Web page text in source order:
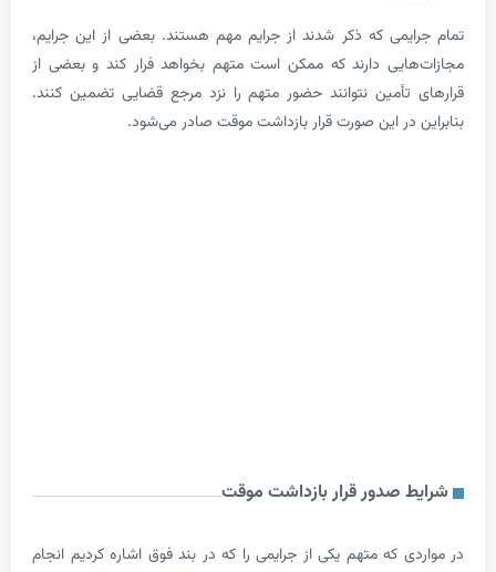
که ذکر شدند از جرایم مهم هستند. بعضی از این جرایم،
دارند که ممکن است متهم بخواهد فرار کند و بعضی از
تأمین نتوانند حضور متهم را نزد مرجع قضایی تضمین کنند.
در این صورت قرار بازداشت موقت صادر می‌شود.
صدور قرار بازداشت موقت
که متهم یکی از جرایمی را که در بند فوق اشاره کردیم انجام